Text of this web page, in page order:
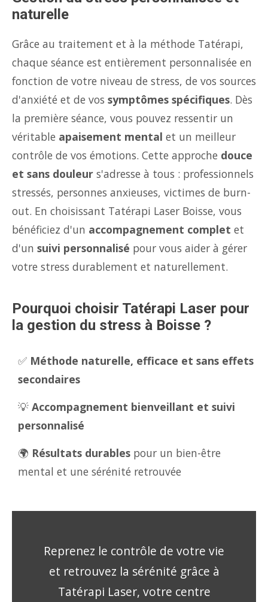
naturelle
Grâce au traitement et à la méthode Tatérapi,
chaque séance est entièrement personnalisée en
fonction de votre niveau de stress, de vos sources
d'anxiété et de vos symptômes spécifiques. Dès
la première séance, vous pouvez ressentir un
véritable apaisement mental et un meilleur
contrôle de vos émotions. Cette approche douce
et sans douleur s'adresse à tous : professionnels
stressés, personnes anxieuses, victimes de burn-
out. En choisissant Tatérapi Laser Boisse, vous
bénéficiez d'un accompagnement complet et
d'un suivi personnalisé pour vous aider à gérer
votre stress durablement et naturellement.
Pourquoi choisir Tatérapi Laser pour
la gestion du stress à Boisse ?
✅ Méthode naturelle, efficace et sans effets
secondaires
💡 Accompagnement bienveillant et suivi
personnalisé
🌍 Résultats durables pour un bien-être
mental et une sérénité retrouvée
Reprenez le contrôle de votre vie
et retrouvez la sérénité grâce à
Tatérapi Laser, votre centre